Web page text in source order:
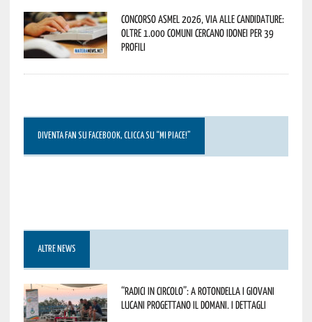
Concorso Asmel 2026, via alle candidature:
oltre 1.000 Comuni cercano idonei per 39
profili
DIVENTA FAN SU FACEBOOK, CLICCA SU “MI PIACE!”
ALTRE NEWS
“Radici in Circolo”: a Rotondella i giovani
lucani progettano il domani. I dettagli